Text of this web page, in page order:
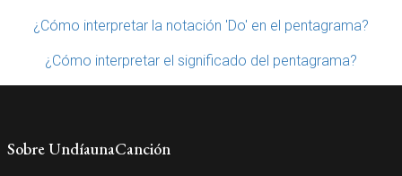
¿Cómo interpretar la notación 'Do' en el pentagrama?
¿Cómo interpretar el significado del pentagrama?
Sobre UndíaunaCanción